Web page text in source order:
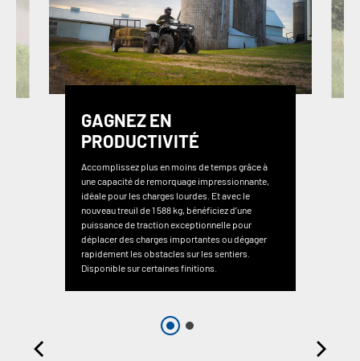
GAGNEZ EN
PRODUCTIVITÉ
Accomplissez plus en moins de temps grâce à
une capacité de remorquage impressionnante,
idéale pour les charges lourdes. Et avec le
nouveau treuil de 1 588 kg, bénéficiez d’une
puissance de traction exceptionnelle pour
déplacer des charges importantes ou dégager
rapidement les obstacles sur les sentiers.
Disponible sur certaines finitions.